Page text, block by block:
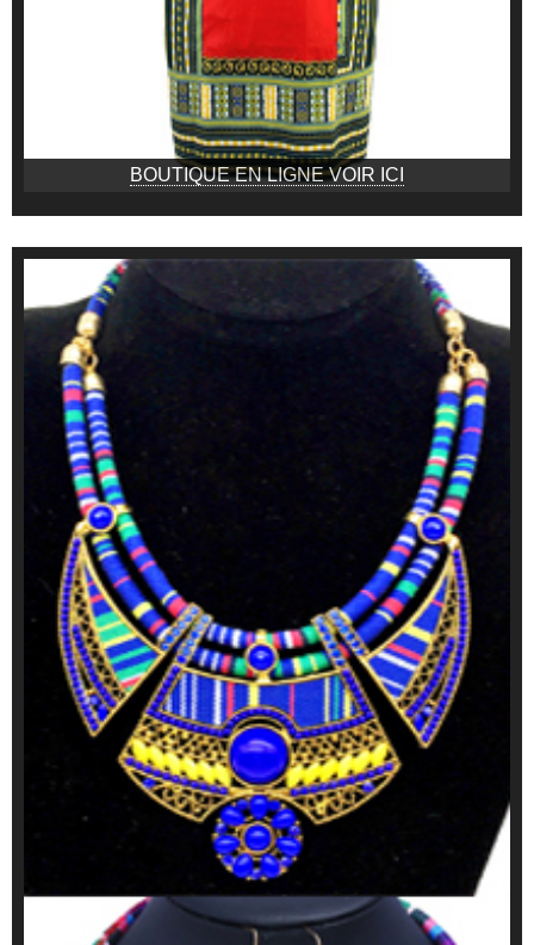
BOUTIQUE EN LIGNE VOIR ICI